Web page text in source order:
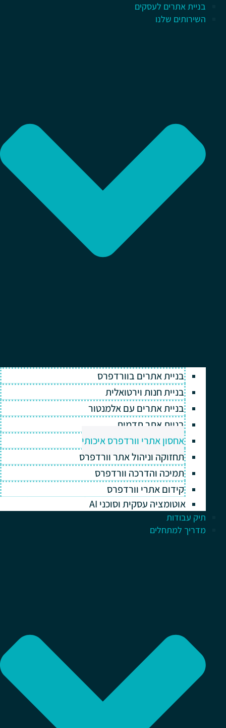
בניית אתרים לעסקים
השירותים שלנו
בניית אתרים בוורדפרס
בניית חנות וירטואלית
בניית אתרים עם אלמנטור
בניית אתר תדמית
אחסון אתרי וורדפרס איכותי
תחזוקה וניהול אתר וורדפרס
תמיכה והדרכה וורדפרס
קידום אתרי וורדפרס
אוטומציה עסקית וסוכני AI
תיק עבודות
מדריך למתחלים